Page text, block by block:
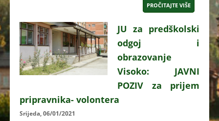
PROČITAJTE VIŠE
JU za predškolski
odgoj i
obrazovanje
Visoko: JAVNI
POZIV za prijem
pripravnika- volontera
Srijeda, 06/01/2021